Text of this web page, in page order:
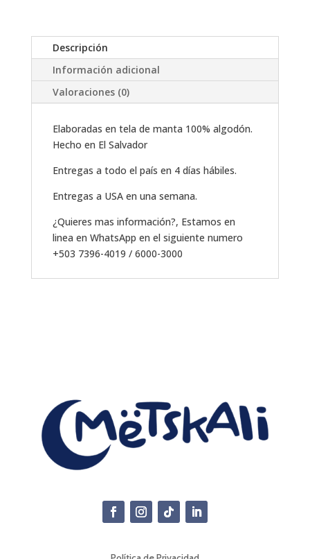
T
N
Descripción
Información adicional
Valoraciones (0)
Elaboradas en tela de manta 100% algodón.
Hecho en El Salvador
Entregas a todo el país en 4 días hábiles.
Entregas a USA en una semana.
¿Quieres mas información?, Estamos en
linea en WhatsApp en el siguiente numero
+503 7396-4019 / 6000-3000